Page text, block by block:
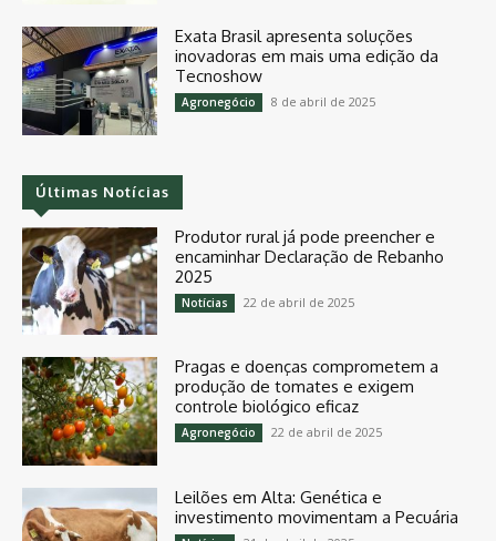
Exata Brasil apresenta soluções
inovadoras em mais uma edição da
Tecnoshow
Agronegócio 8 de abril de 2025
Últimas Notícias
Produtor rural já pode preencher e
encaminhar Declaração de Rebanho
2025
Notícias 22 de abril de 2025
Pragas e doenças comprometem a
produção de tomates e exigem
controle biológico eficaz
Agronegócio 22 de abril de 2025
Leilões em Alta: Genética e
investimento movimentam a Pecuária